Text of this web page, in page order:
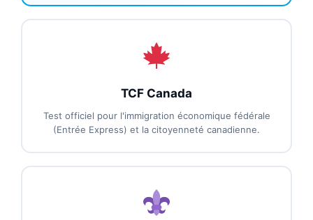
TCF Canada
Test officiel pour l'immigration économique fédérale
(Entrée Express) et la citoyenneté canadienne.